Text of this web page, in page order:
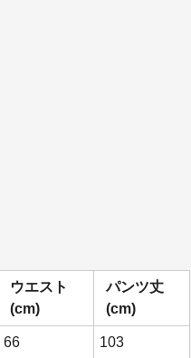
ウエスト
(cm)
パンツ丈
(cm)
66 103